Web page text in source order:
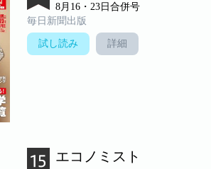
8月16・23日合併号
毎日新聞出版
試し読み 詳細
エコノミスト